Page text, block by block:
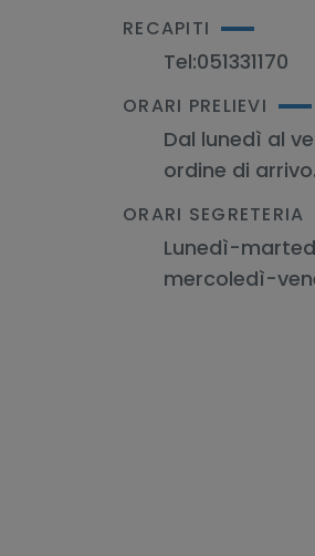
RECAPITI
Tel:051331170
ORARI PRELIEVI
Dal lunedì al
ordine di arrivo.
ORARI SEGRETERIA
Lunedì-
mercoledì-